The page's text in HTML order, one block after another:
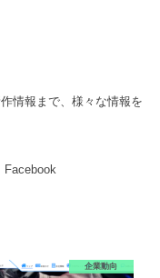
情報まで、様々な情報を
Facebook
企業動向